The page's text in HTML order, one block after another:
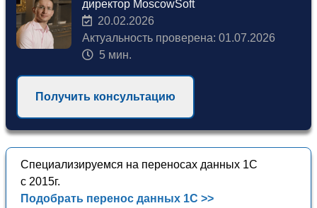
директор MoscowSoft
20.02.2026
Актуальность проверена: 01.07.2026
5 мин.
Получить консультацию
Специализируемся на переносах данных 1С
с 2015г.
Подобрать перенос данных 1С >>